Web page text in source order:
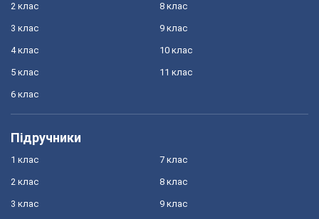
2 клас
3 клас
4 клас
5 клас
6 клас
8 клас
9 клас
10 клас
11 клас
Підручники
1 клас
2 клас
3 клас
7 клас
8 клас
9 клас